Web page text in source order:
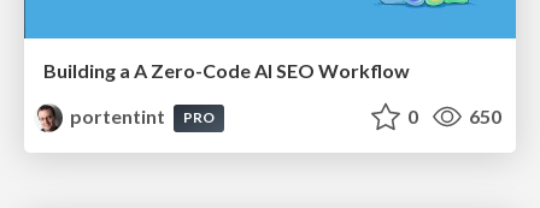
Building a A Zero-Code AI SEO Workflow
portentint
PRO 0 650